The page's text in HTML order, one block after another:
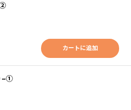
カートに追加
−①